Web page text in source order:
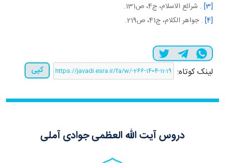
[3]
. شرائع الاسلام، ج4، ص131.
[4]
. جواهر الکلام، ج41، ص219.
لینک کوتاه: کپی
دروس آیت الله العظمی جوادی آملی